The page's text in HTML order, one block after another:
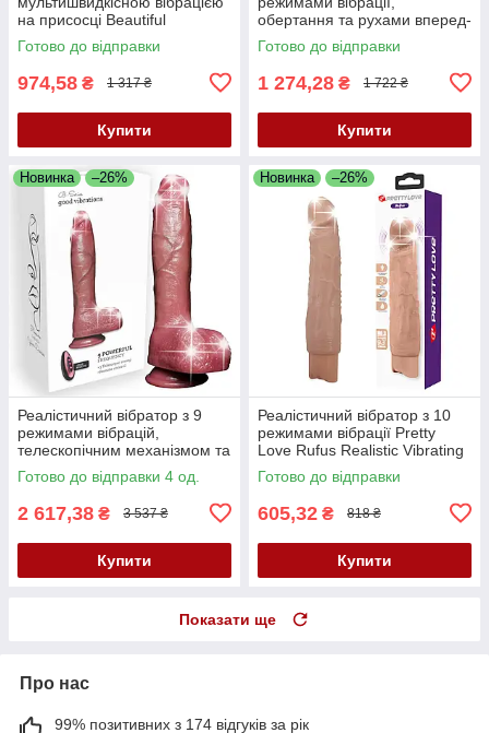
на присосці Beautiful
Encounter Bergrisi Vibrator
Flesh
Готово до відправки
974,58 ₴ 1 317 ₴
Купити
обертання та рухами вперед-
назад Beautiful Encounter
Abel Vibrator Latin
Готово до відправки
1 274,28 ₴ 1 722 ₴
Купити
Новинка –26%
Реалістичний вібратор з 9
режимами вібрацій,
телескопічним механізмом та
підігрівом B-Series Good
Vibrations Power Stroke
Готово до відправки 4 од.
2 617,38 ₴ 3 537 ₴
Купити
Новинка –26%
Реалістичний вібратор з 10
режимами вібрації Pretty
Love Rufus Realistic Vibrating
Dildo Flesh
Готово до відправки
605,32 ₴ 818 ₴
Купити
Показати ще
Про нас
99% позитивних з 174 відгуків за рік